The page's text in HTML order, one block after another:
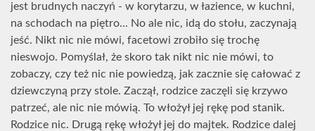
jest brudnych naczyń - w korytarzu, w łazience, w kuchni,
na schodach na piętro... No ale nic, idą do stołu, zaczynają
jeść. Nikt nic nie mówi, facetowi zrobiło się trochę
nieswojo. Pomyślał, że skoro tak nikt nic nie mówi, to
zobaczy, czy też nic nie powiedzą, jak zacznie się całować z
dziewczyną przy stole. Zaczął, rodzice zaczęli się krzywo
patrzeć, ale nic nie mówią. To włożył jej rękę pod stanik.
Rodzice nic. Drugą rękę włożył jej do majtek. Rodzice dalej